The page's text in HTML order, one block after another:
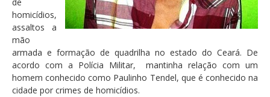
de
homicídios,
assaltos a
mão
armada e formação de quadrilha no estado do Ceará. De
acordo com a Polícia Militar, mantinha relação com um
homem conhecido como Paulinho Tendel, que é conhecido na
cidade por crimes de homicídios.